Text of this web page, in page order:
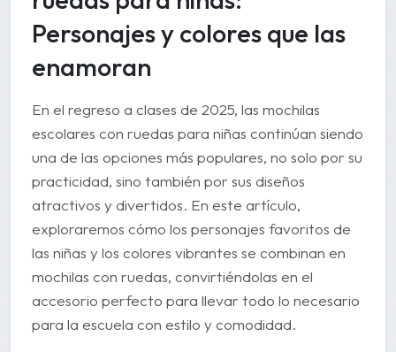
Personajes y colores que las
enamoran
En el regreso a clases de 2025, las mochilas
escolares con ruedas para niñas continúan siendo
una de las opciones más populares, no solo por su
practicidad, sino también por sus diseños
atractivos y divertidos. En este artículo,
exploraremos cómo los personajes favoritos de
las niñas y los colores vibrantes se combinan en
mochilas con ruedas, convirtiéndolas en el
accesorio perfecto para llevar todo lo necesario
para la escuela con estilo y comodidad.